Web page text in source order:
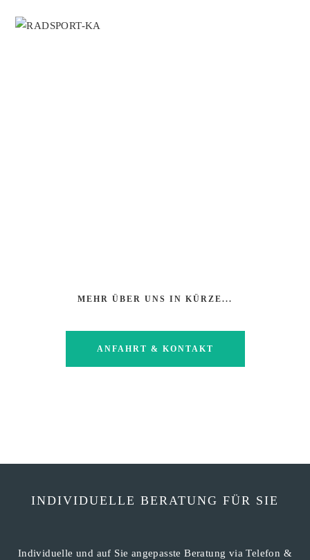
MEHR ÜBER UNS IN KÜRZE...
ANFAHRT & KONTAKT
INDIVIDUELLE BERATUNG FÜR SIE
Individuelle und auf Sie angepasste Beratung via Telefon &